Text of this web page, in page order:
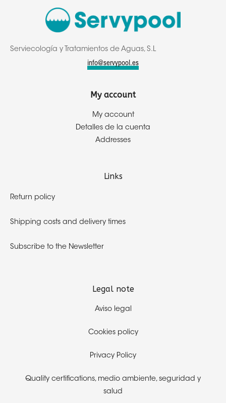
Serviecología y Tratamientos de Aguas, S.L
info@servypool.es
My account
My account
Detalles de la cuenta
Addresses
Links
Return policy
Shipping costs and delivery times
Subscribe to the Newsletter
Legal note
Aviso legal
Cookies policy
Privacy Policy
Quality certifications, medio ambiente, seguridad y
salud